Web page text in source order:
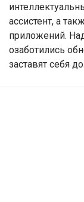
ассистент, а
приложений.
озаботились
заставят себя